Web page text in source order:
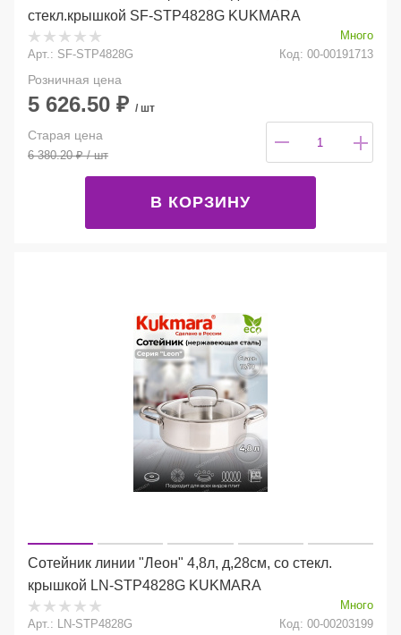
стекл.крышкой SF-STP4828G KUKMARA
Много
Арт.: SF-STP4828G
Код: 00-00191713
Розничная цена
5 626.50 ₽ / шт
Старая цена
6 380.20₽/ шт
В КОРЗИНУ
Сотейник линии "Леон" 4,8л, д,28см, со стекл.
крышкой LN-STP4828G KUKMARA
Много
Арт.: LN-STP4828G
Код: 00-00203199